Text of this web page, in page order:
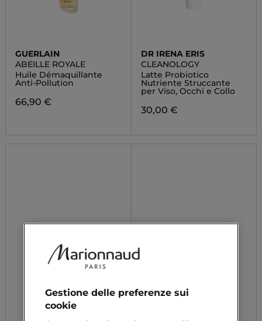
GUERLAIN
ABEILLE ROYALE
Huile Démaquillante
Anti-Pollution
66,90 €
DR IRENA ERIS
CLEANOLOGY
Latte Probiotico
Nutriente Struccante
per Viso, Occhi e Collo
30,00 €
Gestione delle preferenze sui
cookie